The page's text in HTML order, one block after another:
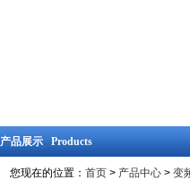
产品展示 Products
您现在的位置： 首页 > 产品中心 > 变